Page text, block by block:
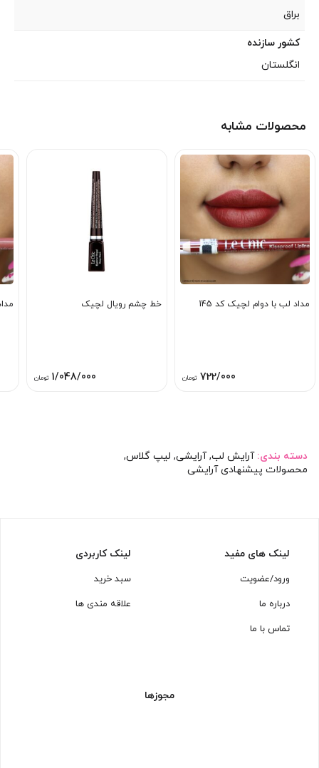
براق
کشور سازنده
انگلستان
محصولات مشابه
مداد لب با دوام لچیک کد 145
722/000 تومان
خط چشم رویال لچیک
1/048/000 تومان
دسته بندی:آرایش لب,آرایشی, لیپ گلاس,
محصولات پیشنهادی آرایشی
لینک های مفید
ورود/عضویت
درباره ما
تماس با ما
لینک کاربردی
سبد خرید
علاقه مندی ها
مجوزها